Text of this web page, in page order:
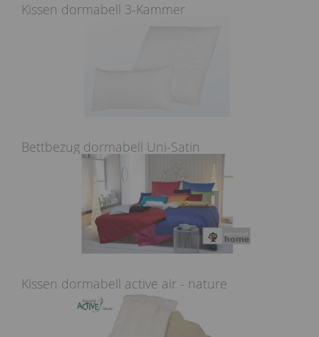
Kissen dormabell 3-Kammer
Bettbezug dormabell Uni-Satin
Kissen dormabell active air - nature